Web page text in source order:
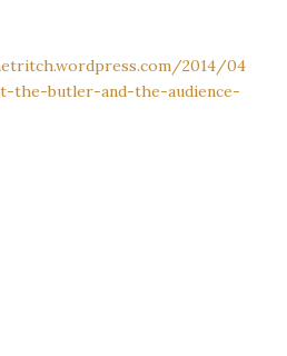
2014/04
the-butler-and-the-audience-